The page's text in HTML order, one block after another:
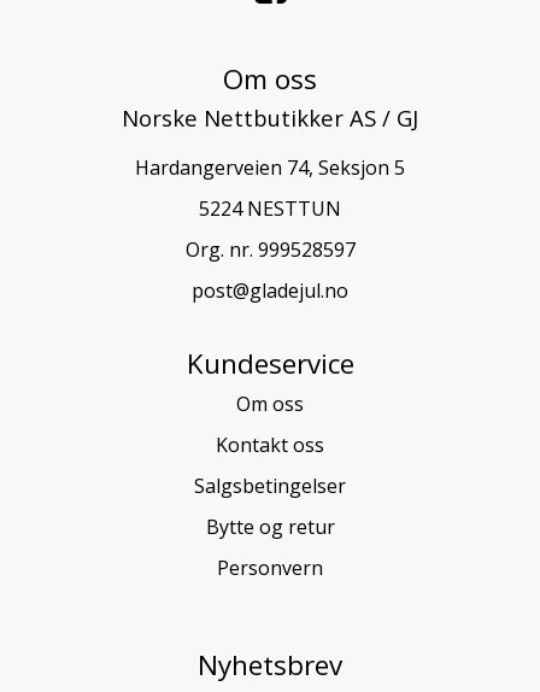
Om oss
Norske Nettbutikker AS / GJ
Hardangerveien 74, Seksjon 5
5224 NESTTUN
Org. nr. 999528597
post@gladejul.no
Kundeservice
Om oss
Kontakt oss
Salgsbetingelser
Bytte og retur
Personvern
Nyhetsbrev